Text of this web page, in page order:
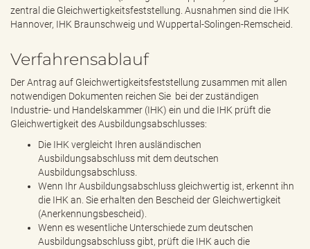
zentral die Gleichwertigkeitsfeststellung. Ausnahmen sind die IHK
Hannover, IHK Braunschweig und Wuppertal-Solingen-Remscheid.
Verfahrensablauf
Der Antrag auf Gleichwertigkeitsfeststellung zusammen mit allen
notwendigen Dokumenten reichen Sie bei der zuständigen
Industrie- und Handelskammer (IHK) ein und die IHK prüft die
Gleichwertigkeit des Ausbildungsabschlusses:
Die IHK vergleicht Ihren ausländischen
Ausbildungsabschluss mit dem deutschen
Ausbildungsabschluss.
Wenn Ihr Ausbildungsabschluss gleichwertig ist, erkennt ihn
die IHK an. Sie erhalten den Bescheid der Gleichwertigkeit
(Anerkennungsbescheid).
Wenn es wesentliche Unterschiede zum deutschen
Ausbildungsabschluss gibt, prüft die IHK auch die